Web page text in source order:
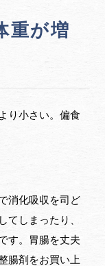
重が増
り小さい。偏食
消化吸収を司ど
てしまったり、
す。胃腸を丈夫
腸剤をお買い上